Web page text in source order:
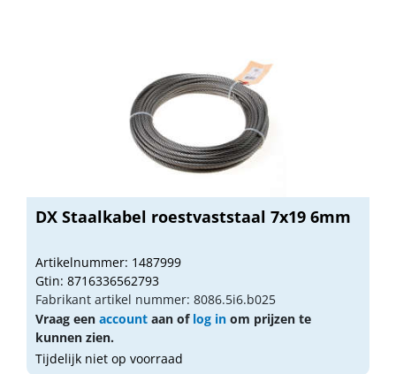
DX Staalkabel roestvaststaal 7x19 6mm
Artikelnummer: 1487999
Gtin: 8716336562793
Fabrikant artikel nummer: 8086.5i6.b025
Vraag een account aan of log in om prijzen te
kunnen zien.
Tijdelijk niet op voorraad